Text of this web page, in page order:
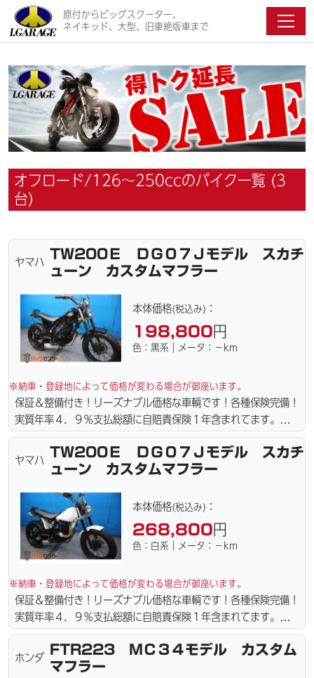
原付からビッグスクーター、
ネイキッド、大型、旧車絶版車まで
オフロード/126～250ccのバイク一覧 (3
台)
ヤマハ
TW200Ｅ ＤＧ０７Ｊモデル スカチ
ューン カスタムマフラー
本体価格(税込み) ：
198,800円
色：黒系｜メータ：－km
※納車・登録地によって価格が変わる場合が御座います。
保証＆整備付き！リーズナブル価格な車輌です！各種保険完備！
実質年率４．９％支払総額に自賠責保険１年含まれてます。全国
どこでも１万円〜4.5万円にて配達致します！！（離島の場合は
港止めになります）。☆盗難保険加入可能！ｗｅｂローン・カー
ド各種取り扱ってます。仕様変更からレストアまで、お気軽にお
てます。当社ホームページにて詳細画像見れます。
ヤマハ
TW200Ｅ ＤＧ０７Ｊモデル スカチ
ューン カスタムマフラー
本体価格(税込み) ：
268,800円
色：白系｜メータ：－km
※納車・登録地によって価格が変わる場合が御座います。
保証＆整備付き！リーズナブル価格な車輌です！各種保険完備！
実質年率４．９％支払総額に自賠責保険１年含まれてます。全国
どこでも１万円〜4.5万円にて配達致します！！（離島の場合は
港止めになります）。☆盗難保険加入可能！ｗｅｂローン・カー
ド各種取り扱ってます。仕様変更からレストアまで、お気軽にお
ホンダ
FTR223 ＭＣ３４モデル カスタム
マフラー